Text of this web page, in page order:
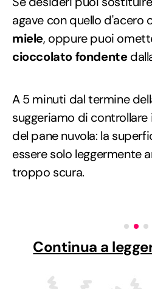
agave con quello d'acero
miele, oppure puoi
cioccolato fondente
A 5 minuti dal termine
suggeriamo di controllare
del pane nuvola: la
essere solo leggermente
troppo scura.
Continua a